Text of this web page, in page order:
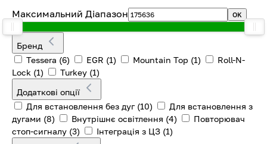
Максимальний Діапазон OK
Бренд
Tessera (6) EGR (1) Mountain Top (1)
Roll-N-
Lock (1) Turkey (1)
Додаткові опції
Для встановлення без дуг (10)
Для встановлення з
дугами (8) Внутрішнє освітлення (4)
Повторювач
стоп-сигналу (3) Інтеграція з ЦЗ (1)